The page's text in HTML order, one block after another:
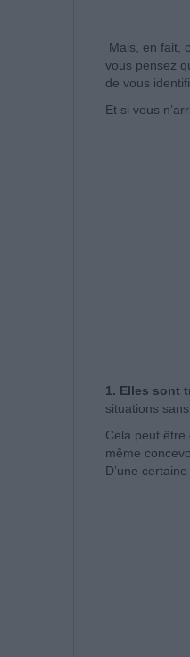
Mais, en fait,
vous pensez
de vous
Et si vous
1. Elles sont
situations
Cela peut
même
D’une